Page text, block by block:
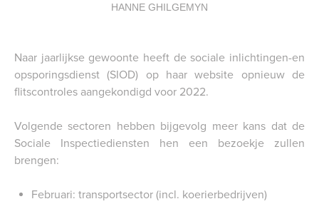
HANNE GHILGEMYN
Naar jaarlijkse gewoonte heeft de sociale inlichtingen-en
opsporingsdienst (SIOD) op haar website opnieuw de
flitscontroles aangekondigd voor 2022.
Volgende sectoren hebben bijgevolg meer kans dat de
Sociale Inspectiediensten hen een bezoekje zullen
brengen:
Februari: transportsector (incl. koerierbedrijven)